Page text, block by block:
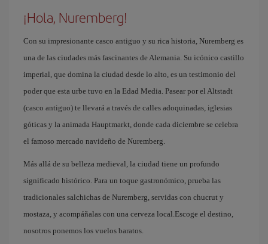
¡Hola, Nuremberg!
Con su impresionante casco antiguo y su rica historia, Nuremberg es
una de las ciudades más fascinantes de Alemania. Su icónico castillo
imperial, que domina la ciudad desde lo alto, es un testimonio del
poder que esta urbe tuvo en la Edad Media. Pasear por el Altstadt
(casco antiguo) te llevará a través de calles adoquinadas, iglesias
góticas y la animada Hauptmarkt, donde cada diciembre se celebra
el famoso mercado navideño de Nuremberg.
Más allá de su belleza medieval, la ciudad tiene un profundo
significado histórico. Para un toque gastronómico, prueba las
tradicionales salchichas de Nuremberg, servidas con chucrut y
mostaza, y acompáñalas con una cerveza local.Escoge el destino,
nosotros ponemos los vuelos baratos.